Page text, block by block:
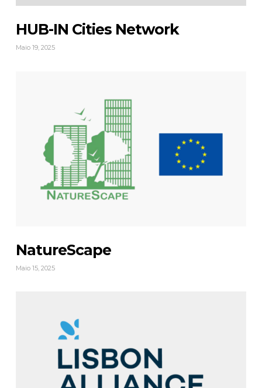
HUB-IN Cities Network
Maio 19, 2025
NatureScape
Maio 15, 2025